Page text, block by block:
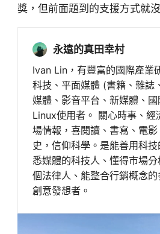
獎，但前面題到的支援方式就沒
永遠的真田幸村
Ivan Lin，有豐富的國際產業
科技、平面媒體 (書籍、雜誌
媒體、影音平台、新媒體、國
Linux使用者。 關心時事、經
場情報，喜閱讀、書寫、電
史，信仰科學。是能善用科
悉媒體的科技人、懂得市場
個法律人、能整合行銷概念
創意發想者。